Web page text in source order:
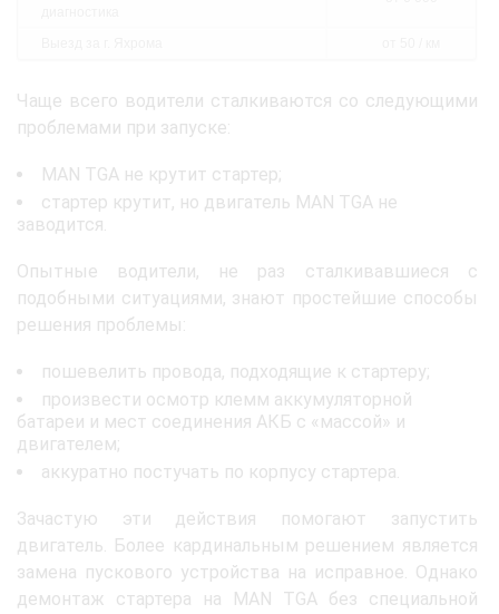
Чаще всего водители сталкиваются со следующими
проблемами при запуске:
MAN TGA не крутит стартер;
стартер крутит, но двигатель MAN TGA не
заводится.
Опытные водители, не раз сталкивавшиеся с
подобными ситуациями, знают простейшие способы
решения проблемы:
пошевелить провода, подходящие к стартеру;
произвести осмотр клемм аккумуляторной
батареи и мест соединения АКБ с «массой» и
двигателем;
аккуратно постучать по корпусу стартера.
Зачастую эти действия помогают запустить
двигатель. Более кардинальным решением является
замена пускового устройства на исправное. Однако
демонтаж стартера на MAN TGA без специальной